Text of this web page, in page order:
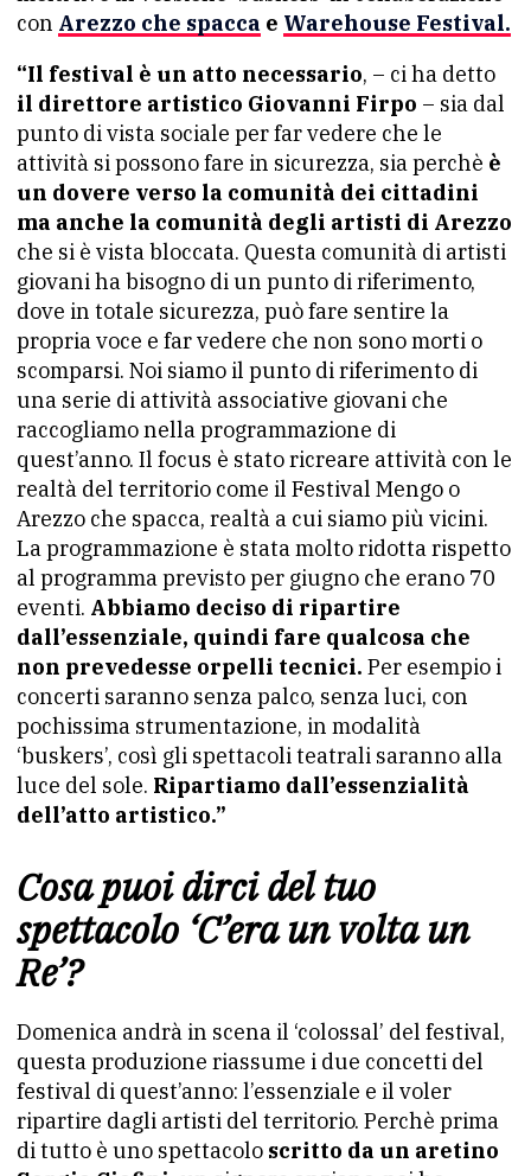
con Arezzo che spacca e Warehouse Festival.
“Il festival è un atto necessario, – ci ha detto
il direttore artistico Giovanni Firpo – sia dal
punto di vista sociale per far vedere che le
attività si possono fare in sicurezza, sia perchè è
un dovere verso la comunità dei cittadini
ma anche la comunità degli artisti di Arezzo
che si è vista bloccata. Questa comunità di artisti
giovani ha bisogno di un punto di riferimento,
dove in totale sicurezza, può fare sentire la
propria voce e far vedere che non sono morti o
scomparsi. Noi siamo il punto di riferimento di
una serie di attività associative giovani che
raccogliamo nella programmazione di
quest’anno. Il focus è stato ricreare attività con le
realtà del territorio come il Festival Mengo o
Arezzo che spacca, realtà a cui siamo più vicini.
La programmazione è stata molto ridotta rispetto
al programma previsto per giugno che erano 70
eventi. Abbiamo deciso di ripartire
dall’essenziale, quindi fare qualcosa che
non prevedesse orpelli tecnici. Per esempio i
concerti saranno senza palco, senza luci, con
pochissima strumentazione, in modalità
‘buskers’, così gli spettacoli teatrali saranno alla
luce del sole. Ripartiamo dall’essenzialità
dell’atto artistico.”
Cosa puoi dirci del tuo
spettacolo ‘C’era un volta un
Re’?
Domenica andrà in scena il ‘colossal’ del festival,
questa produzione riassume i due concetti del
festival di quest’anno: l’essenziale e il voler
ripartire dagli artisti del territorio. Perchè prima
di tutto è uno spettacolo scritto da un aretino